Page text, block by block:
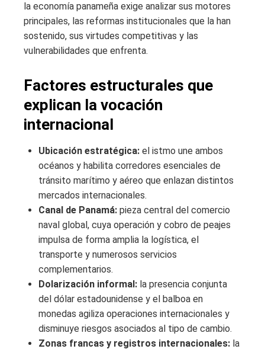
la economía panameña exige analizar sus motores
principales, las reformas institucionales que la han
sostenido, sus virtudes competitivas y las
vulnerabilidades que enfrenta.
Factores estructurales que
explican la vocación
internacional
Ubicación estratégica: el istmo une ambos
océanos y habilita corredores esenciales de
tránsito marítimo y aéreo que enlazan distintos
mercados internacionales.
Canal de Panamá: pieza central del comercio
naval global, cuya operación y cobro de peajes
impulsa de forma amplia la logística, el
transporte y numerosos servicios
complementarios.
Dolarización informal: la presencia conjunta
del dólar estadounidense y el balboa en
monedas agiliza operaciones internacionales y
disminuye riesgos asociados al tipo de cambio.
Zonas francas y registros internacionales: la